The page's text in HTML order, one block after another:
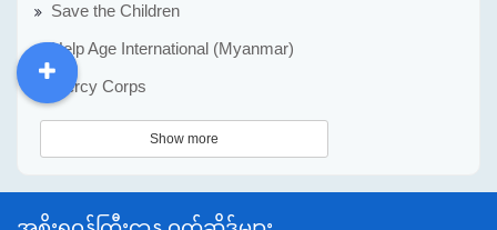
Save the Children
Help Age International (Myanmar)
Mercy Corps
Show more
DDM